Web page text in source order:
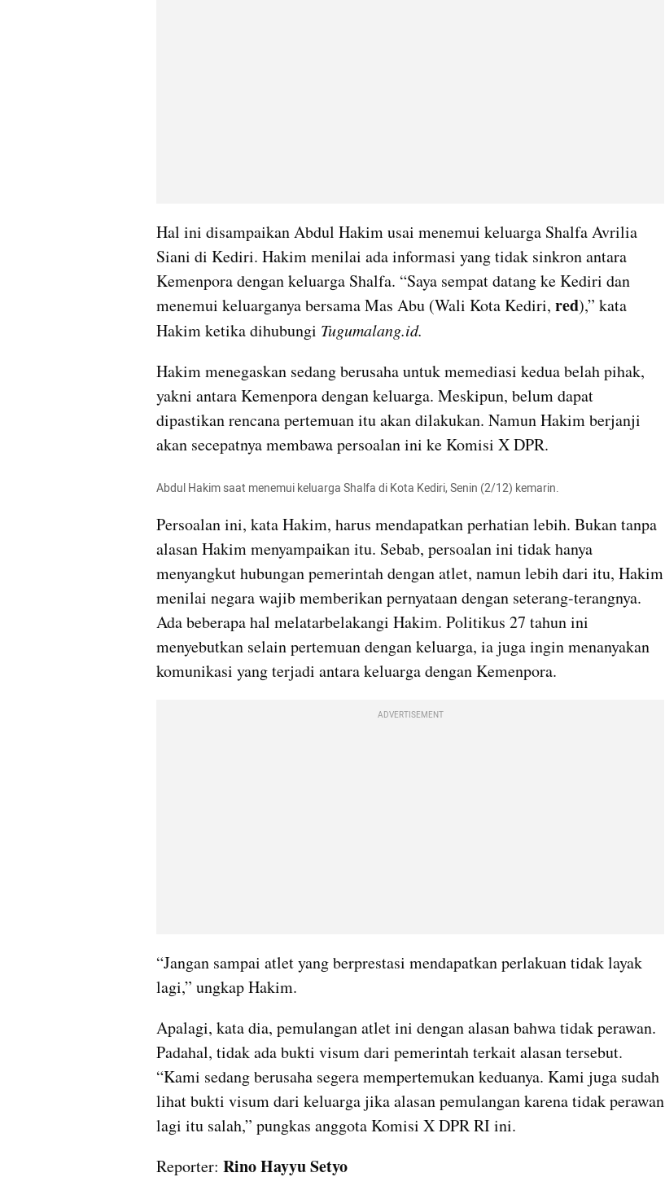
Hal ini disampaikan Abdul Hakim usai menemui keluarga Shalfa Avrilia
Siani di Kediri. Hakim menilai ada informasi yang tidak sinkron antara
Kemenpora dengan keluarga Shalfa. “Saya sempat datang ke Kediri dan
menemui keluarganya bersama Mas Abu (Wali Kota Kediri, red),” kata
Hakim ketika dihubungi Tugumalang.id.
Hakim menegaskan sedang berusaha untuk memediasi kedua belah pihak,
yakni antara Kemenpora dengan keluarga. Meskipun, belum dapat
dipastikan rencana pertemuan itu akan dilakukan. Namun Hakim berjanji
akan secepatnya membawa persoalan ini ke Komisi X DPR.
Abdul Hakim saat menemui keluarga Shalfa di Kota Kediri, Senin (2/12) kemarin.
Persoalan ini, kata Hakim, harus mendapatkan perhatian lebih. Bukan tanpa
alasan Hakim menyampaikan itu. Sebab, persoalan ini tidak hanya
menyangkut hubungan pemerintah dengan atlet, namun lebih dari itu, Hakim
menilai negara wajib memberikan pernyataan dengan seterang-terangnya.
Ada beberapa hal melatarbelakangi Hakim. Politikus 27 tahun ini
menyebutkan selain pertemuan dengan keluarga, ia juga ingin menanyakan
komunikasi yang terjadi antara keluarga dengan Kemenpora.
ADVERTISEMENT
“Jangan sampai atlet yang berprestasi mendapatkan perlakuan tidak layak
lagi,” ungkap Hakim.
Apalagi, kata dia, pemulangan atlet ini dengan alasan bahwa tidak perawan.
Padahal, tidak ada bukti visum dari pemerintah terkait alasan tersebut.
“Kami sedang berusaha segera mempertemukan keduanya. Kami juga sudah
lihat bukti visum dari keluarga jika alasan pemulangan karena tidak perawan
lagi itu salah,” pungkas anggota Komisi X DPR RI ini.
Reporter: Rino Hayyu Setyo